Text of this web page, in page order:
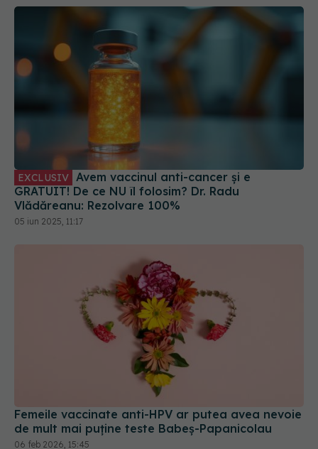
GRATUIT! De ce NU îl folosim? Dr. Radu
Vlădăreanu: Rezolvare 100%
05 iun 2025, 11:17
Femeile vaccinate anti-HPV ar putea avea nevoie
de mult mai puține teste Babeș-Papanicolau
06 feb 2026, 15:45